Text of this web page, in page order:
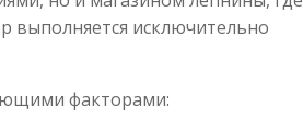
выполняется исключительно
факторами: